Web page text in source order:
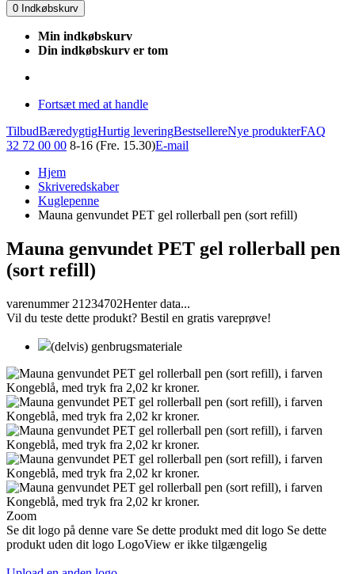
0 Indkøbskurv
Min indkøbskurv
Din indkøbskurv er tom
Fortsæt med at handle
TilbudBæredygtigHurtig leveringBestsellereNye produkterFAQ
32 72 00 00 8-16 (Fre. 15.30)E-mail
Hjem
Skriveredskaber
Kuglepenne
Mauna genvundet PET gel rollerball pen (sort refill)
Mauna genvundet PET gel rollerball pen
(sort refill)
varenummer 21234702Henter data...
Vil du teste dette produkt? Bestil en gratis vareprøve!
(delvis) genbrugsmateriale
Zoom
Se dit logo på denne vare Se dette produkt med dit logo Se dette
produkt uden dit logo LogoView er ikke tilgængelig